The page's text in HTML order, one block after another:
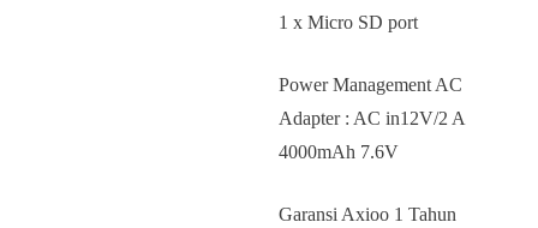
1 x Micro SD port
Power Management AC
Adapter : AC in12V/2 A
4000mAh 7.6V
Garansi Axioo 1 Tahun